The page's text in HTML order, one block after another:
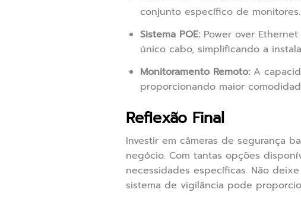
conjunto específico de monitores.
Sistema POE: Power over
único cabo, simplificando a
Monitoramento Remoto: A
proporcionando maior
Reflexão Final
Investir em câmeras de segurança
negócio. Com tantas opções
necessidades específicas. Não
sistema de vigilância pode